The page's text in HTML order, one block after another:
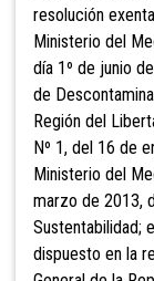
resolución
Ministerio del
día 1º de junio
de
Región del
Nº 1, del 16 de
Ministerio del
marzo de 2013,
Sustentabilidad;
dispuesto en la